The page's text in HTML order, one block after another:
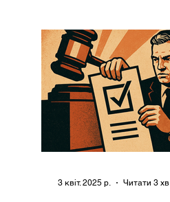
3 квіт. 2025 р. Читати 3 хв